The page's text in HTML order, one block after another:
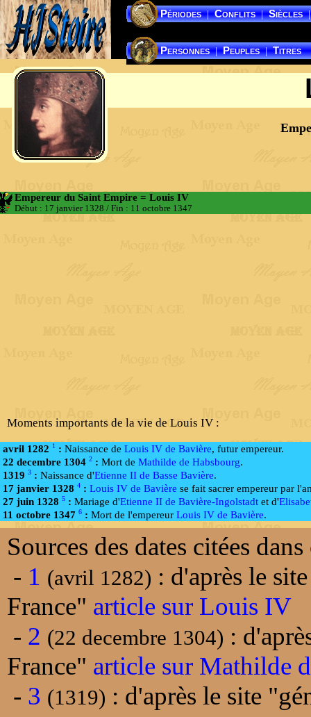
Périodes | Conflits | Siècles |
Personnes | Peuples | Titres
Empereur du Saint Empire = Louis IV
Début : 17 janvier 1328 / Fin : 11 octobre 1347
Moments importants de la vie de Louis IV :
avril 1282 1 : Naissance de Louis IV de Bavière, futur empereur.
22 decembre 1304 2 : Mort de Mathilde de Habsbourg.
1319 3 : Naissance d'Etienne II de Basse Bavière.
17 janvier 1328 4 : Louis IV de Bavière se fait sacrer empereur par
27 juin 1328 5 : Mariage d'Etienne II de Bavière-Ingolstadt et d'
11 octobre 1347 6 : Mort de l'empereur Louis IV de Bavière.
Sources des dates citées
- 1 (avril 1282) : d'après le
France" article sur Louis IV
- 2 (22 decembre 1304) :
France" article sur Mathilde
- 3 (1319) : d'après le site